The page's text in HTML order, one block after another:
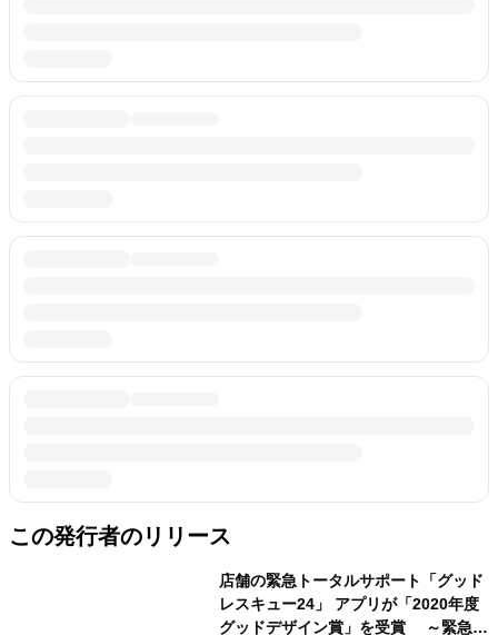
この発行者のリリース
店舗の緊急トータルサポート「グッド
レスキュー24」 アプリが「2020年度
グッドデザイン賞」を受賞 ～緊急時